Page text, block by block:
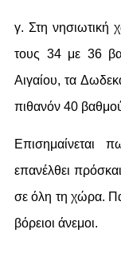
γ. Στη νησιωτική
τους 34 με 36
Αιγαίου, τα
πιθανόν 40
επανέλθει
σε όλη τη χώρα.
βόρειοι άνεμοι.